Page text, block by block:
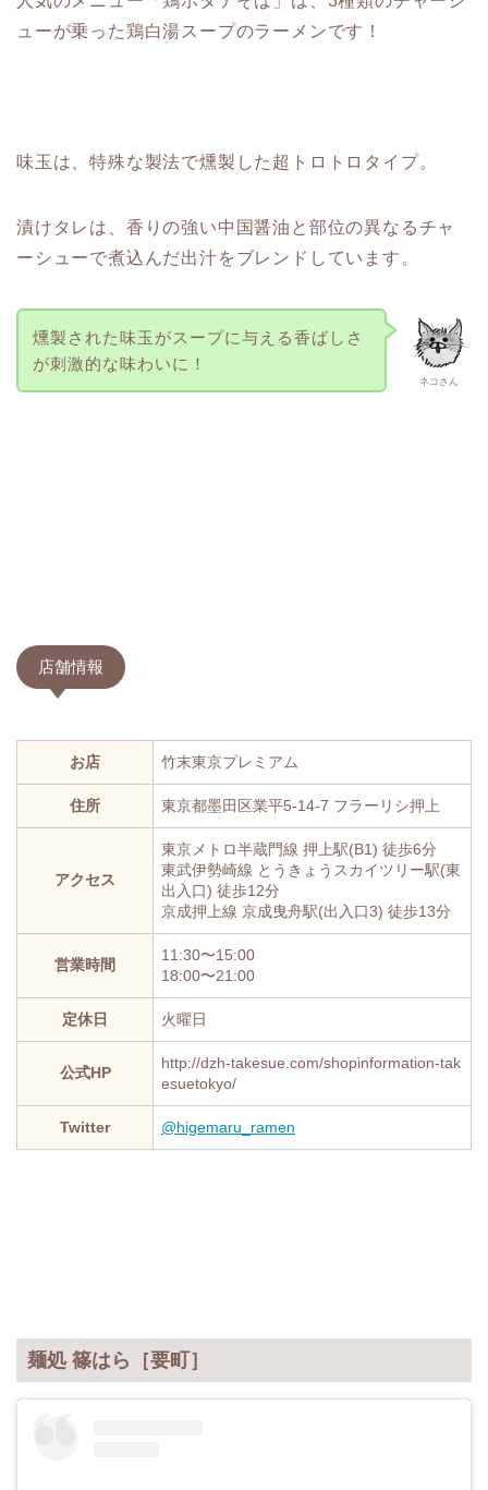
ューが乗った鶏白湯スープのラーメンです！
味玉は、特殊な製法で燻製した超トロトロタイプ。
漬けタレは、香りの強い中国醤油と部位の異なるチャ
ーシューで煮込んだ出汁をブレンドしています。
ネコさん
燻製された味玉がスープに与える香ばしさ
が刺激的な味わいに！
店舗情報
お店 竹末東京プレミアム
住所 東京都墨田区業平5-14-7 フラーリシ押上
アクセス
東京メトロ半蔵門線 押上駅(B1) 徒歩6分
東武伊勢崎線 とうきょうスカイツリー駅(東
出入口) 徒歩12分
京成押上線 京成曳舟駅(出入口3) 徒歩13分
営業時間
11:30〜15:00
18:00〜21:00
定休日 火曜日
公式HP
http://dzh-takesue.com/shopinformation-tak
esuetokyo/
Twitter @higemaru_ramen
麺処 篠はら［要町］